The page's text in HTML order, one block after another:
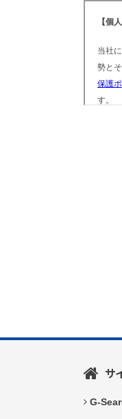
サ
G-